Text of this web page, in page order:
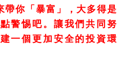
帶你「暴富」，大多得是
警惕吧。讓我們共同努
一個更加安全的投資環